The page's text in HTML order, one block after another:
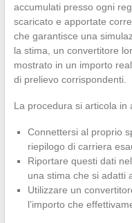
accumulati presso ogni
scaricato e apportate
che garantisce una
la stima, un convertitore
mostrato in un importo
di prelievo corrispondenti.
La procedura si articola in
Connettersi al proprio
riepilogo di carriera
Riportare questi dati
una stima che si adatti
Utilizzare un
l’importo che